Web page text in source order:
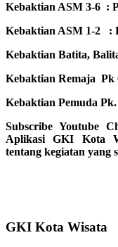
Kebaktian ASM 3-6 :
Kebaktian ASM 1-2 :
Kebaktian Batita,
Kebaktian Remaja Pk
Kebaktian Pemuda Pk.
Subscribe Youtube
Aplikasi GKI Kota
tentang kegiatan yang
GKI Kota Wisata